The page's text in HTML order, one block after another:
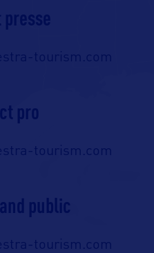
tourism.com
pro
tourism.com
public
tourism.com